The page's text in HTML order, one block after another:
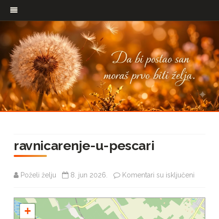
sadržaj
ravnicarenje-u-pescari
Poželi želju 8. jun 2026. Komentari su isključeni
u-
+